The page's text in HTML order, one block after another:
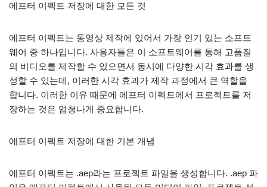
에프터 이펙트 저장에 대한 모든 것
에프터 이펙트는 동영상 제작에 있어서 가장 인기 있는 소프트
웨어 중 하나입니다. 사용자들은 이 소프트웨어를 통해 고품질
의 비디오를 제작할 수 있으면서 동시에 다양한 시각 효과를 생
성할 수 있는데, 이러한 시각 효과가 제작 과정에서 큰 역할을
합니다. 이러한 이유 때문에 에프터 이펙트에서 프로젝트를 저
장하는 것은 엄청나게 중요합니다.
에프터 이펙트 저장에 대한 기본 개념
에프터 이펙트는 .aep라는 프로젝트 파일을 생성합니다. .aep 파